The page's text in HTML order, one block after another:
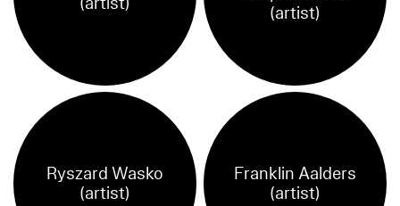
(artist)
Ryszard Wasko
(artist)
Franklin Aalders
(artist)